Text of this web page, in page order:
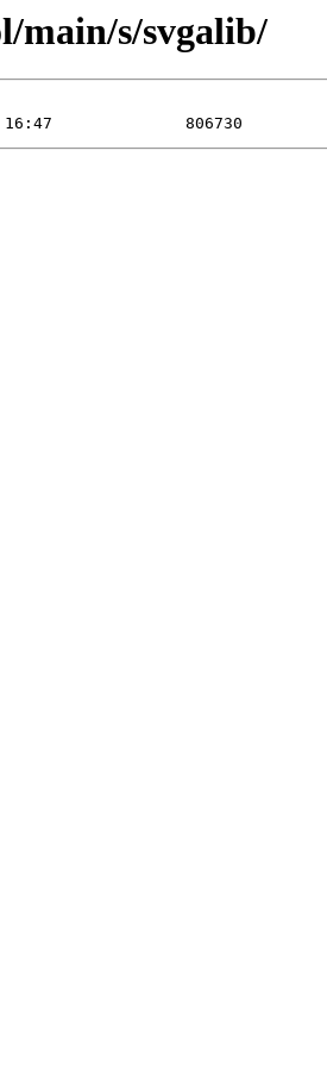
main/s/svgalib/